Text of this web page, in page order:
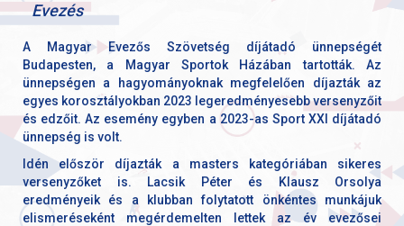
Evezés
A Magyar Evezős Szövetség díjátadó ünnepségét
Budapesten, a Magyar Sportok Házában tartották. Az
ünnepségen a hagyományoknak megfelelően díjazták az
egyes korosztályokban 2023 legeredményesebb versenyzőit
és edzőit. Az esemény egyben a 2023-as Sport XXI díjátadó
ünnepség is volt.
Idén először díjazták a masters kategóriában sikeres
versenyzőket is. Lacsik Péter és Klausz Orsolya
eredményeik és a klubban folytatott önkéntes munkájuk
elismeréseként megérdemelten lettek az év evezősei